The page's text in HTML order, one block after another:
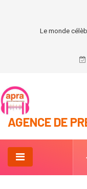
Le monde
AGENCE DE